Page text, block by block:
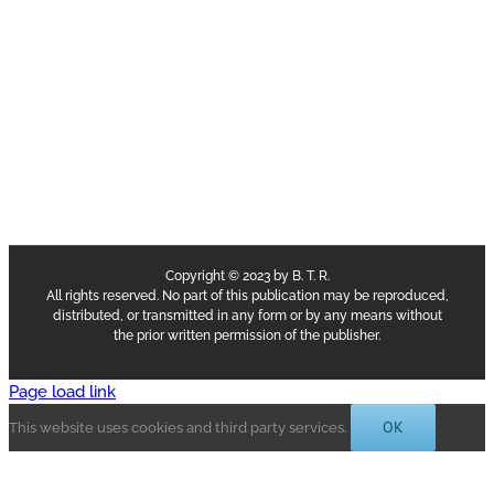
Copyright © 2023 by B. T. R.
All rights reserved. No part of this publication may be reproduced,
distributed, or transmitted in any form or by any means without
the prior written permission of the publisher.
Page load link
This website uses cookies and third party services. OK